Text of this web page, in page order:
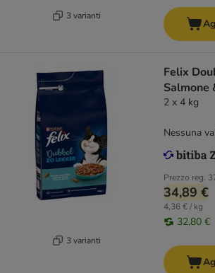
3 varianti
3 varianti
Felix
Salmone
2 x 4 kg
Prezzo reg.
34,89 €
4,36 € / kg
32,80 €
Nessuna